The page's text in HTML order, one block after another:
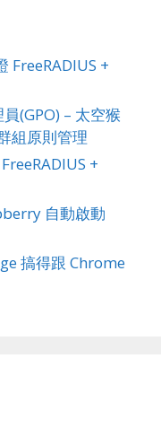
FreeRADIUS +
(GPO) – 太空猴
組原則管理
+
自動啟動
搞得跟 Chrome